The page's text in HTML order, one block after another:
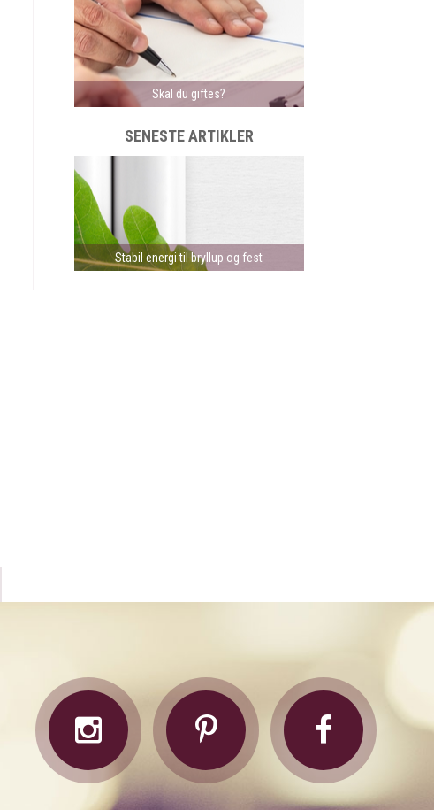
Skal du giftes?
SENESTE ARTIKLER
Stabil energi til bryllup og fest